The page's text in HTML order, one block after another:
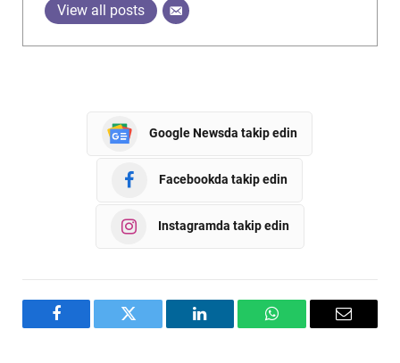
View all posts
Google Newsda takip edin
Facebookda takip edin
Instagramda takip edin
Facebook Twitter LinkedIn WhatsAppEmail